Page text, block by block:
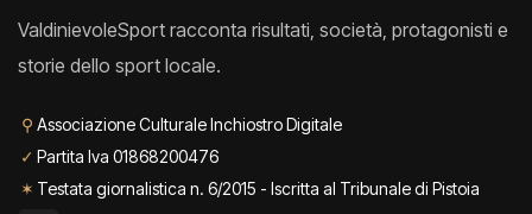
ValdinievoleSport racconta risultati, società, protagonisti e
storie dello sport locale.
⚲ Associazione Culturale Inchiostro Digitale
✓ Partita Iva 01868200476
✶ Testata giornalistica n. 6/2015 - Iscritta al Tribunale di Pistoia